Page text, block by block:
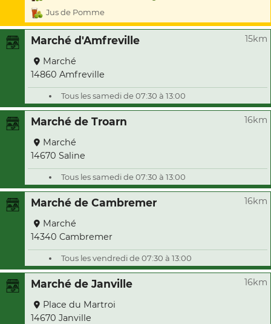
Jus de Pomme
Marché d'Amfreville 15km
Marché
14860 Amfreville
Tous les samedi de 07:30 à 13:00
Marché de Troarn 16km
Marché
14670 Saline
Tous les samedi de 07:30 à 13:00
Marché de Cambremer 16km
Marché
14340 Cambremer
Tous les vendredi de 07:30 à 13:00
Marché de Janville 16km
Place du Martroi
14670 Janville